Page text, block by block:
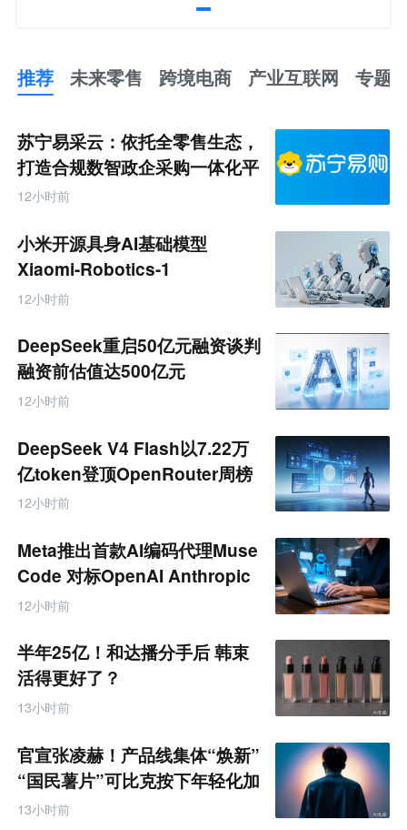
推荐 未来零售 跨境电商 产业互联网 专题
未
来
零
售
跨
境
商
产
业
互
联
网
苏宁易采云：依托全零售生态，
打造合规数智政企采购一体化平
台
12小时前
小米开源具身AI基础模型
Xiaomi-Robotics-1
12小时前
DeepSeek重启50亿元融资谈判
融资前估值达500亿元
12小时前
DeepSeek V4 Flash以7.22万
亿token登顶OpenRouter周榜
12小时前
Meta推出首款AI编码代理Muse
Code 对标OpenAI Anthropic
12小时前
半年25亿！和达播分手后 韩束
活得更好了？
13小时前
官宣张凌赫！产品线集体“焕新”
“国民薯片”可比克按下年轻化加
速键
13小时前